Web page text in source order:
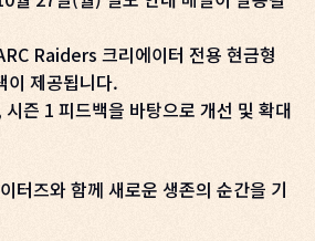
Raiders 크리에이터 전용 현금형
이 제공됩니다.
즌 1 피드백을 바탕으로 개선 및 확대
터즈와 함께 새로운 생존의 순간을 기